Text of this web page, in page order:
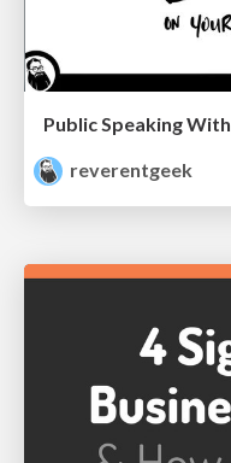
reverentgeek